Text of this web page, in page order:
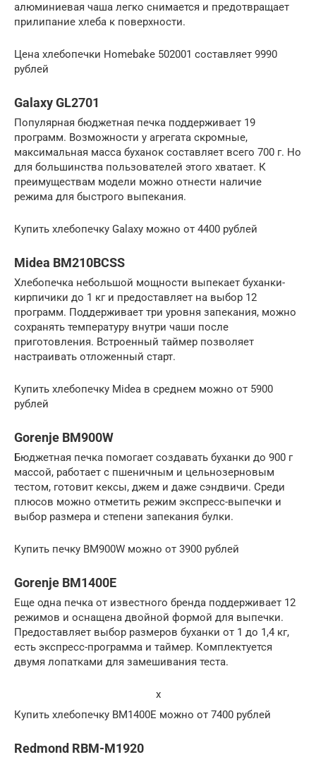
алюминиевая чаша легко снимается и предотвращает
прилипание хлеба к поверхности.
Цена хлебопечки Homebake 502001 составляет 9990
рублей
Galaxy GL2701
Популярная бюджетная печка поддерживает 19
программ. Возможности у агрегата скромные,
максимальная масса буханок составляет всего 700 г. Но
для большинства пользователей этого хватает. К
преимуществам модели можно отнести наличие
режима для быстрого выпекания.
Купить хлебопечку Galaxy можно от 4400 рублей
Midea BM210BCSS
Хлебопечка небольшой мощности выпекает буханки-
кирпичики до 1 кг и предоставляет на выбор 12
программ. Поддерживает три уровня запекания, можно
сохранять температуру внутри чаши после
приготовления. Встроенный таймер позволяет
настраивать отложенный старт.
Купить хлебопечку Midea в среднем можно от 5900
рублей
Gorenje BM900W
Бюджетная печка помогает создавать буханки до 900 г
массой, работает с пшеничным и цельнозерновым
тестом, готовит кексы, джем и даже сэндвичи. Среди
плюсов можно отметить режим экспресс-выпечки и
выбор размера и степени запекания булки.
Купить печку BM900W можно от 3900 рублей
Gorenje BM1400E
Еще одна печка от известного бренда поддерживает 12
режимов и оснащена двойной формой для выпечки.
Предоставляет выбор размеров буханки от 1 до 1,4 кг,
есть экспресс-программа и таймер. Комплектуется
двумя лопатками для замешивания теста.
x
Купить хлебопечку BM1400E можно от 7400 рублей
Redmond RBM-M1920